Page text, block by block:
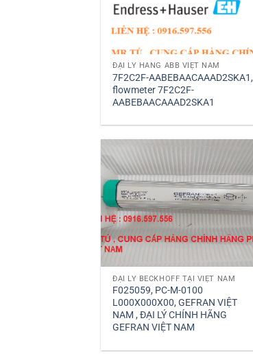
ĐẠI LÝ HÃNG ABB VIỆT NAM
7F2C2F-AABEBAACAAAD2SKA1,
flowmeter 7F2C2F-
AABEBAACAAAD2SKA1
ĐẠI LÝ BECKHOFF TẠI VIỆT NAM
F025059, PC-M-0100
L000X000X00, GEFRAN VIỆT
NAM , ĐẠI LÝ CHÍNH HÃNG
GEFRAN VIỆT NAM